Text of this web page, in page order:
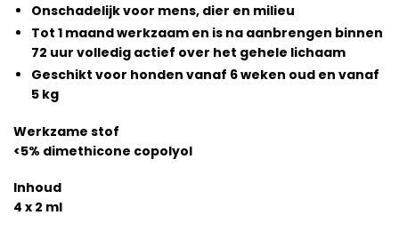
Onschadelijk voor mens, dier en milieu
Tot 1 maand werkzaam en is na aanbrengen binnen
72 uur volledig actief over het gehele lichaam
Geschikt voor honden vanaf 6 weken oud en vanaf
5 kg
Werkzame stof
<5% dimethicone copolyol
Inhoud
4 x 2 ml